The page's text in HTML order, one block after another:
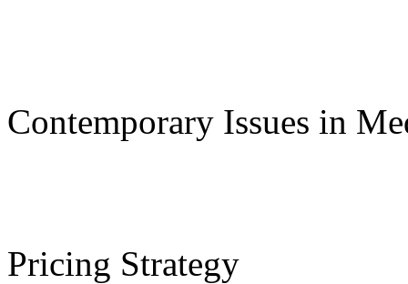
Contemporary Issues in
Pricing Strategy